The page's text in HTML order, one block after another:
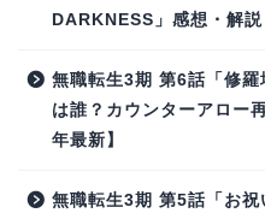
DARKNESS」感想・解
無職転生3期 第6話「修羅
は誰？カウンターアロー
年最新】
無職転生3期 第5話「お